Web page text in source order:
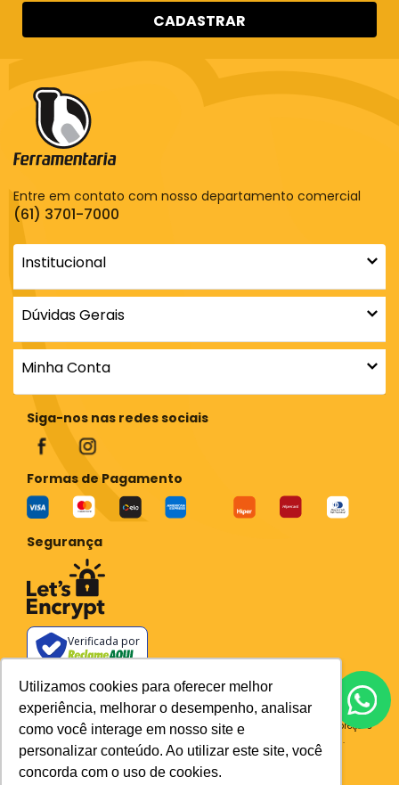
Utilizamos cookies para oferecer melhor
experiência, melhorar o desempenho, analisar
como você interage em nosso site e
personalizar conteúdo. Ao utilizar este site, você
concorda com o uso de cookies.
CADASTRAR
Entre em contato com nosso departamento comercial
(61) 3701-7000
Institucional
Dúvidas Gerais
Minha Conta
Siga-nos nas redes sociais
Formas de Pagamento
Segurança
Verificada por
Todos os preços e condições deste site são válidos apenas para compras
no site e não se aplicam a Loja Física. Destacamos que os preços
previstos no site prevalecem aos demais anunciados em outros meios
de comunicação e sites de buscas. Em caso de divergência do preço e
condições no site, o valor válido é sempre o do carrinho de compras.
Plataforma